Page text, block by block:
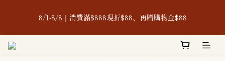
回家
8/1-8/8｜消費滿$888現折$88、再贈購物金$88
本公司生產之含辣椒相關產品及其原料，皆通過「無」使用蘇丹紅